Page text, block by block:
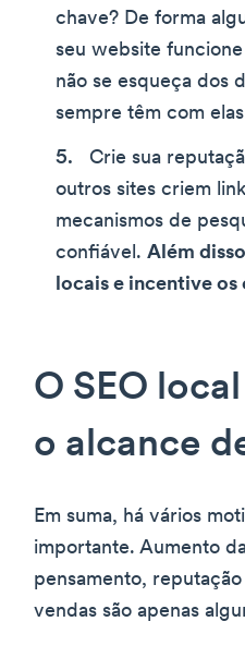
chave? De forma
seu website
não se esqueça dos
sempre têm com
Crie sua
outros sites criem
mecanismos de
confiável.Além
locais e incentive
O SEO
o alcance
Em suma, há vários
importante. Aumento
pensamento,
vendas são apenas